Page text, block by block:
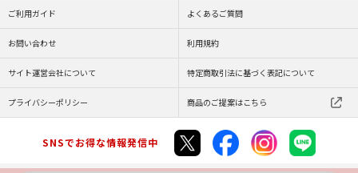
ご利用ガイド よくあるご質問
お問い合わせ 利用規約
サイト運営会社について 特定商取引法に基づく表記について
プライバシーポリシー 商品のご提案はこちら
SNSでお得な情報発信中